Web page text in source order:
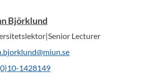
Björklund
Lecturer
1428149